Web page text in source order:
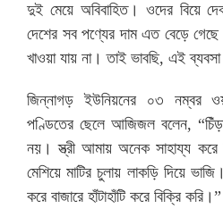
দুই মেয়ে অবিবাহিত। ওদের বিয়ে
দেশের সব পণ্যের দাম এত বেড়ে গেছে
খাওয়া যায় না। তাই ভাবছি, এই
জিন্নাগড় ইউনিয়নের ০৩ নম্বর
পণ্ডিতের ছেলে আজিজল বলেন,
নয়। স্ত্রী আমায় অনেক সাহায্য
মেশিয়ে মাটির চুলায় লাকড়ি দিয়ে
করে বাজারে হাঁটাহাঁটি করে বিক্রি করি।”